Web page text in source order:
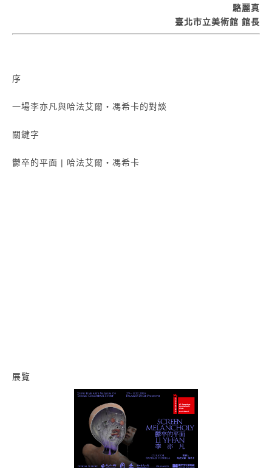
駱麗真
臺北市立美術館 館長
序
一場李亦凡與哈法艾爾‧馮希卡的對談
關鍵字
鬱卒的平面 | 哈法艾爾‧馮希卡
展覽